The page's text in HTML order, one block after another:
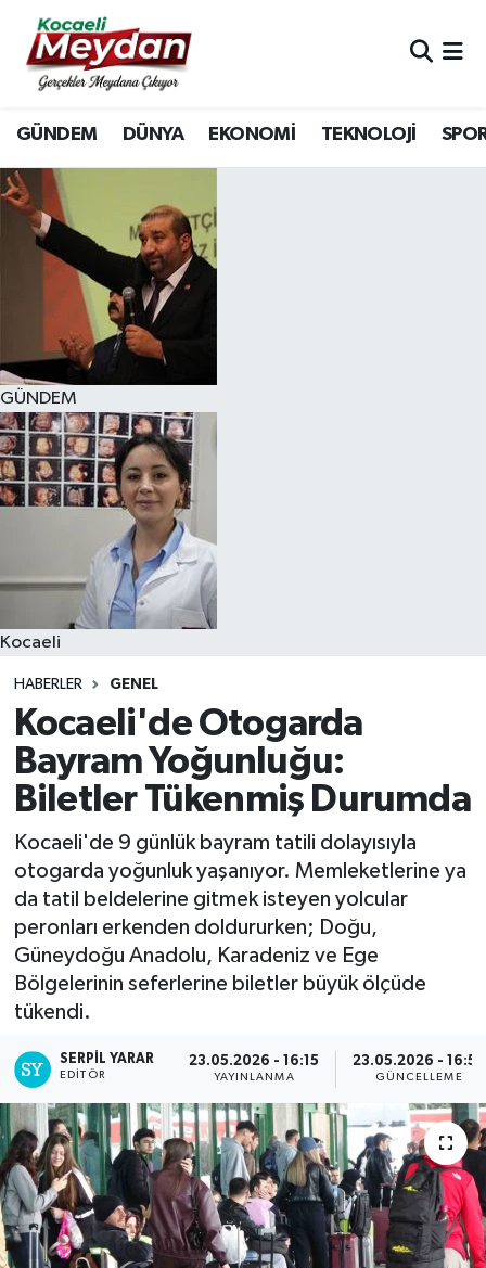
GÜNDEM DÜNYA EKONOMİ TEKNOLOJİ
GÜNDEM
Kocaeli
HABERLER GENEL
Kocaeli'de Otogarda
Bayram Yoğunluğu:
Biletler Tükenmiş Durumda
Kocaeli'de 9 günlük bayram tatili dolayısıyla
otogarda yoğunluk yaşanıyor. Memleketlerine ya
da tatil beldelerine gitmek isteyen yolcular
peronları erkenden doldururken; Doğu,
Güneydoğu Anadolu, Karadeniz ve Ege
Bölgelerinin seferlerine biletler büyük ölçüde
tükendi.
SERPİL YARAR
EDITÖR
23.05.2026 - 16:15
YAYINLANMA
23.05.2026 - 16:55
GÜNCELLEME
Nöbetçi Eczaneler
Hava Durumu
Trafik Durumu
Süper Lig Puan Durumu ve Fikstür
Tüm Manşetler
Son Dakika Haberleri
Haber Arşivi